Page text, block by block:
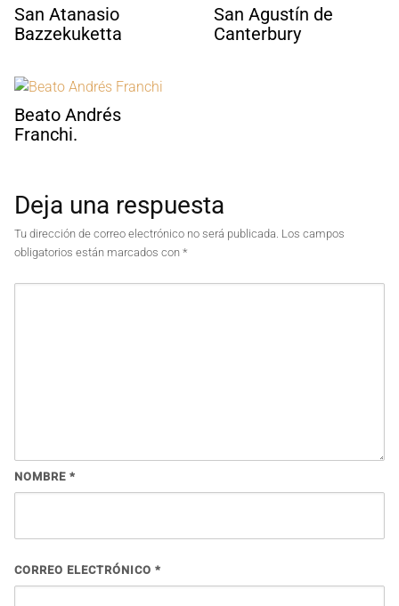
San Atanasio
Bazzekuketta
San Agustín de
Canterbury
Beato Andrés
Franchi.
Deja una respuesta
Tu dirección de correo electrónico no será publicada. Los campos
obligatorios están marcados con *
NOMBRE *
CORREO ELECTRÓNICO *